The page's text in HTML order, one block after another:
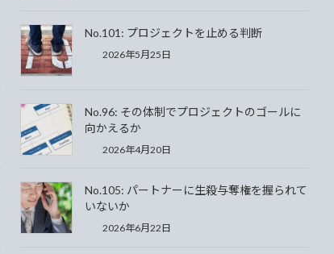
No.101: プロジェクトを止める判断
2026年5月25日
No.96: その体制でプロジェクトのゴールに
向かえるか
2026年4月20日
No.105: パートナーに生殺与奪権を握られて
いないか
2026年6月22日